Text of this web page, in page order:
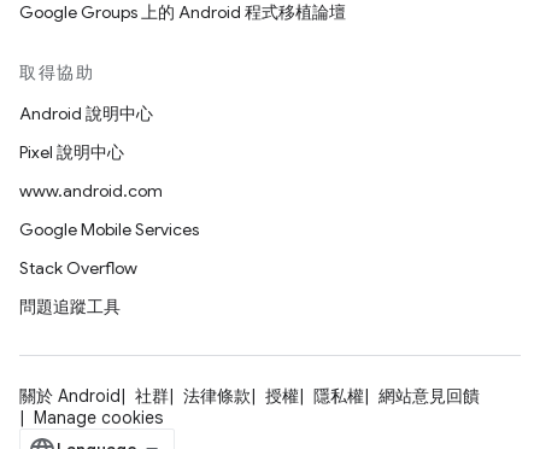
Google Groups 上的 Android 程式移植論壇
取得協助
Android 說明中心
Pixel 說明中心
www.android.com
Google Mobile Services
Stack Overflow
問題追蹤工具
關於 Android 社群 法律條款 授權 隱私權
網站意見回饋
Manage cookies